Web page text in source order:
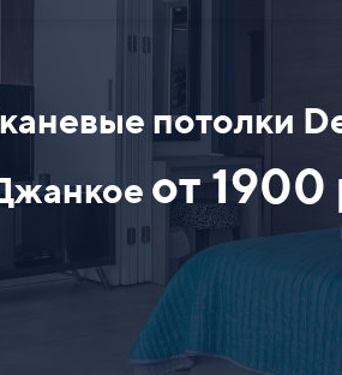
потолки
от